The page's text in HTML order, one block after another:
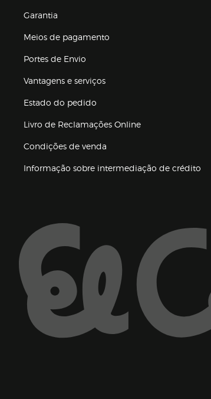
Garantia
Meios de pagamento
Portes de Envio
Vantagens e serviços
Estado do pedido
Livro de Reclamações Online
Condições de venda
Informação sobre intermediação de crédito